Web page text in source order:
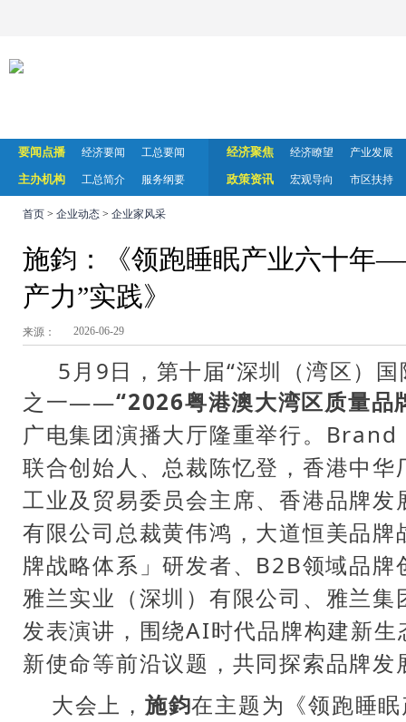
要闻点播 经济要闻 工总要闻
主办机构 工总简介 服务纲要
经济聚焦 经济瞭望 产业发展
政策资讯 宏观导向 市区扶持
首页 > 企业动态 > 企业家风采
施鈞：《领跑睡眠产业六十年
产力”实践》
来源： 2026-06-29
5月9日，第十届“深圳（湾区）
之一——“2026粤港澳大湾区质量品
广电集团演播大厅隆重举行。
联合创始人、总裁陈忆登，香港中华
工业及贸易委员会主席、香港品牌
有限公司总裁黄伟鸿，大道恒美品
牌战略体系」研发者、B2B领域品牌
雅兰实业（深圳）有限公司、雅兰
发表演讲，围绕AI时代品牌构建新
新使命等前沿议题，共同探索品牌发
大会上， 施鈞在主题为《领跑睡